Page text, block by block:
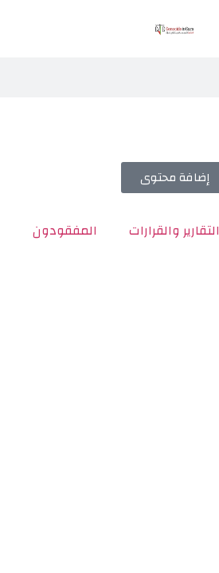
إضافة محتوى
التقارير والقرارات المفقودون